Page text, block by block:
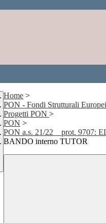
Home >
PON - Fondi Strutturali Europei
Progetti PON >
PON >
PON a.s. 21/22__prot. 9707:
BANDO interno TUTOR